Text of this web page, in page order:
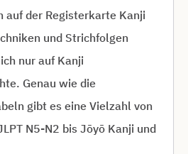
auf der Registerkarte Kanji
und Strichfolgen
nur auf Kanji
Genau wie die
gibt es eine Vielzahl von
N5-N2 bis Jōyō Kanji und